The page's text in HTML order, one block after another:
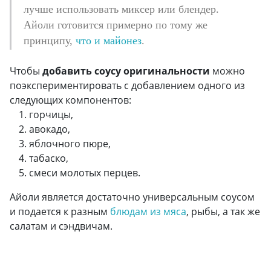
лучше использовать миксер или блендер.
Айоли готовится примерно по тому же
принципу, что и майонез.
Чтобы добавить соусу оригинальности можно
поэкспериментировать с добавлением одного из
следующих компонентов:
горчицы,
авокадо,
яблочного пюре,
табаско,
смеси молотых перцев.
Айоли является достаточно универсальным соусом
и подается к разным блюдам из мяса, рыбы, а так же
салатам и сэндвичам.